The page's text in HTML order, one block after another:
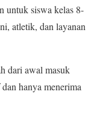
untuk siswa kelas 8-
atletik, dan layanan
dari awal masuk
hanya menerima